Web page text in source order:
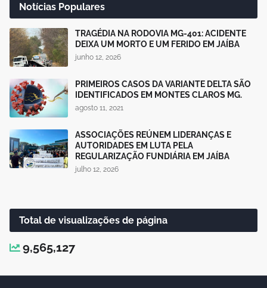
Notícias Populares
TRAGÉDIA NA RODOVIA MG-401: ACIDENTE
DEIXA UM MORTO E UM FERIDO EM JAÍBA
junho 12, 2026
PRIMEIROS CASOS DA VARIANTE DELTA SÃO
IDENTIFICADOS EM MONTES CLAROS MG.
agosto 11, 2021
ASSOCIAÇÕES REÚNEM LIDERANÇAS E
AUTORIDADES EM LUTA PELA
REGULARIZAÇÃO FUNDIÁRIA EM JAÍBA
julho 12, 2026
Total de visualizações de página
9,565,127